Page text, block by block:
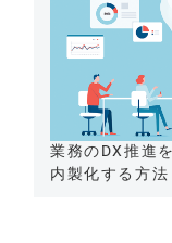
業務のDX推進
内製化する方法